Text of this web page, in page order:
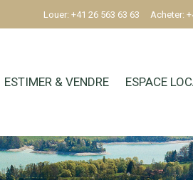
Louer: +41 26 563 63 63 Acheter:
ESTIMER & VENDRE ESPACE